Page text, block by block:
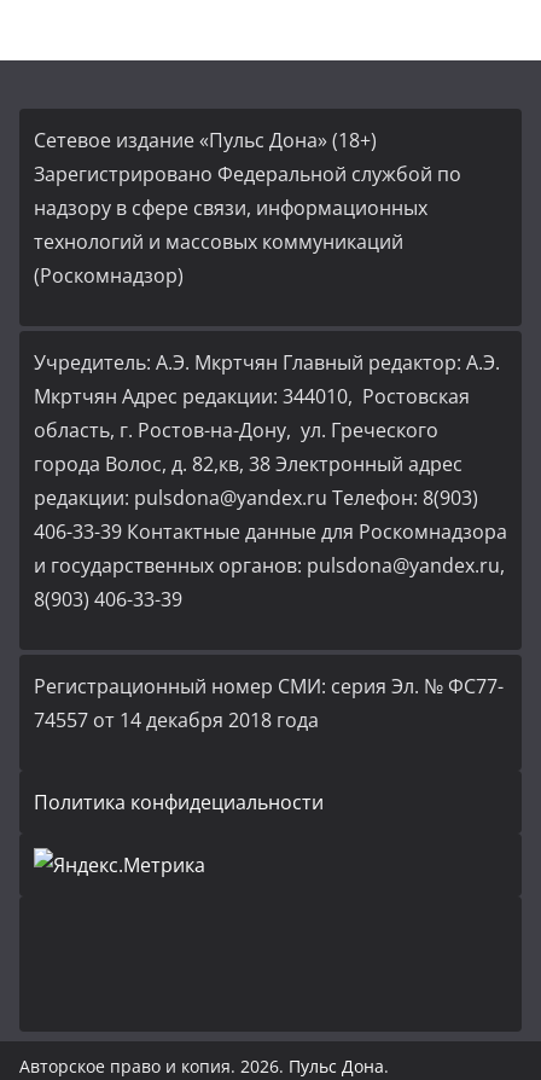
Сетевое издание «Пульс Дона» (18+)
Зарегистрировано Федеральной службой по
надзору в сфере связи, информационных
технологий и массовых коммуникаций
(Роскомнадзор)
Учредитель: А.Э. Мкртчян Главный редактор: А.Э.
Мкртчян Адрес редакции: 344010, Ростовская
область, г. Ростов-на-Дону, ул. Греческого
города Волос, д. 82,кв, 38 Электронный адрес
редакции: pulsdona@yandex.ru Телефон: 8(903)
406-33-39 Контактные данные для Роскомнадзора
и государственных органов: pulsdona@yandex.ru,
8(903) 406-33-39
Регистрационный номер СМИ: серия Эл. № ФС77-
74557 от 14 декабря 2018 года
Политика конфидециальности
Авторское право и копия. 2026. Пульс Дона.